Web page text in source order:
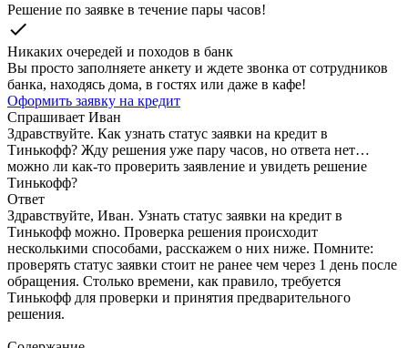
Решение по заявке в течение пары часов!
check
Никаких очередей и походов в банк
Вы просто заполняете анкету и ждете звонка от сотрудников
банка, находясь дома, в гостях или даже в кафе!
Оформить заявку на кредит
Спрашивает Иван
Здравствуйте. Как узнать статус заявки на кредит в
Тинькофф? Жду решения уже пару часов, но ответа нет…
можно ли как-то проверить заявление и увидеть решение
Тинькофф?
Ответ
Здравствуйте, Иван. Узнать статус заявки на кредит в
Тинькофф можно. Проверка решения происходит
несколькими способами, расскажем о них ниже. Помните:
проверять статус заявки стоит не ранее чем через 1 день после
обращения. Столько времени, как правило, требуется
Тинькофф для проверки и принятия предварительного
решения.